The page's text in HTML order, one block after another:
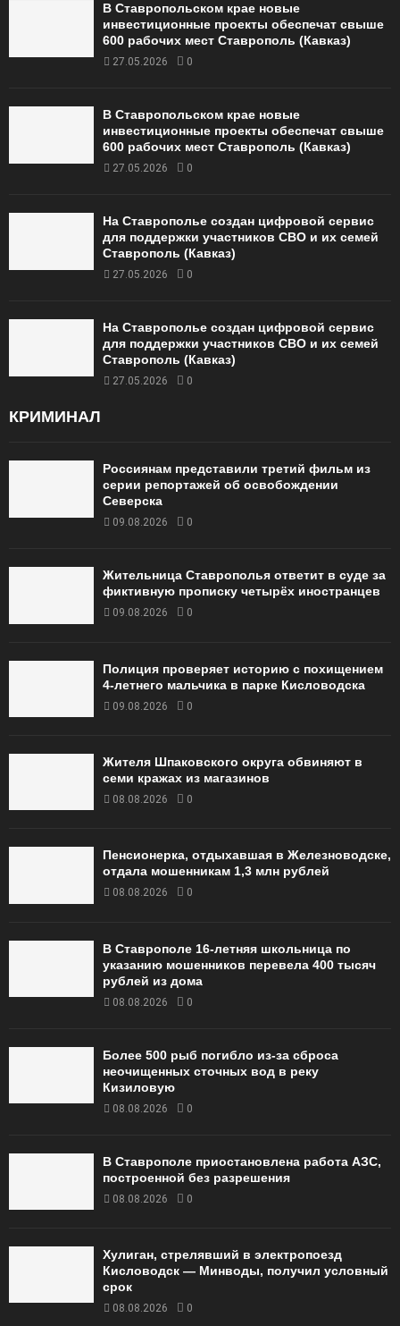
В Ставропольском крае новые
инвестиционные проекты обеспечат свыше
600 рабочих мест Ставрополь (Кавказ)
27.05.2026 0
В Ставропольском крае новые
инвестиционные проекты обеспечат свыше
600 рабочих мест Ставрополь (Кавказ)
27.05.2026 0
На Ставрополье создан цифровой сервис
для поддержки участников СВО и их семей
Ставрополь (Кавказ)
27.05.2026 0
На Ставрополье создан цифровой сервис
для поддержки участников СВО и их семей
Ставрополь (Кавказ)
27.05.2026 0
КРИМИНАЛ
Россиянам представили третий фильм из
серии репортажей об освобождении
Северска
09.08.2026 0
Жительница Ставрополья ответит в суде за
фиктивную прописку четырёх иностранцев
09.08.2026 0
Полиция проверяет историю с похищением
4-летнего мальчика в парке Кисловодска
09.08.2026 0
Жителя Шпаковского округа обвиняют в
семи кражах из магазинов
08.08.2026 0
Пенсионерка, отдыхавшая в Железноводске,
отдала мошенникам 1,3 млн рублей
08.08.2026 0
В Ставрополе 16-летняя школьница по
указанию мошенников перевела 400 тысяч
рублей из дома
08.08.2026 0
Более 500 рыб погибло из-за сброса
неочищенных сточных вод в реку
Кизиловую
08.08.2026 0
В Ставрополе приостановлена работа АЗС,
построенной без разрешения
08.08.2026 0
Хулиган, стрелявший в электропоезд
Кисловодск — Минводы, получил условный
срок
08.08.2026 0